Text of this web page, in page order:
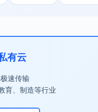
有云
速传输
育、制造等行业